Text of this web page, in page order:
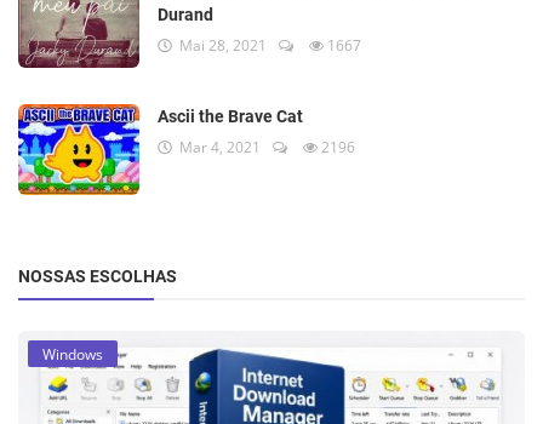
Durand
Mai 28, 2021 1667
Ascii the Brave Cat
Mar 4, 2021 2196
NOSSAS ESCOLHAS
Windows